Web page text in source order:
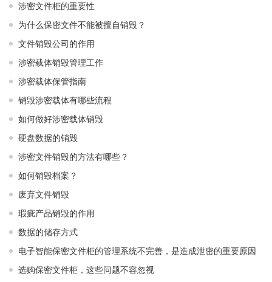
涉密文件柜的重要性
为什么保密文件不能被擅自销毁？
文件销毁公司的作用
涉密载体销毁管理工作
涉密载体保管指南
销毁涉密载体有哪些流程
如何做好涉密载体销毁
硬盘数据的销毁
涉密文件销毁的方法有哪些？
如何销毁档案？
废弃文件销毁
瑕疵产品销毁的作用
数据的储存方式
电子智能保密文件柜的管理系统不完善，是造成泄密的重要原因
选购保密文件柜，这些问题不容忽视